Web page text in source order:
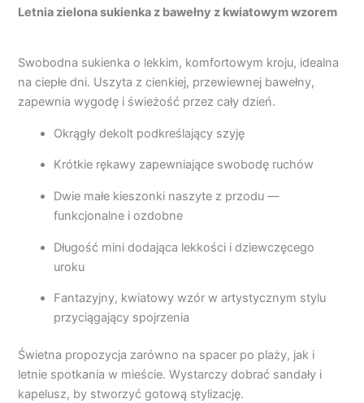
Letnia zielona sukienka z bawełny z kwiatowym wzorem
Swobodna sukienka o lekkim, komfortowym kroju, idealna
na ciepłe dni. Uszyta z cienkiej, przewiewnej bawełny,
zapewnia wygodę i świeżość przez cały dzień.
Okrągły dekolt podkreślający szyję
Krótkie rękawy zapewniające swobodę ruchów
Dwie małe kieszonki naszyte z przodu —
funkcjonalne i ozdobne
Długość mini dodająca lekkości i dziewczęcego
uroku
Fantazyjny, kwiatowy wzór w artystycznym stylu
przyciągający spojrzenia
Świetna propozycja zarówno na spacer po plaży, jak i
letnie spotkania w mieście. Wystarczy dobrać sandały i
kapelusz, by stworzyć gotową stylizację.